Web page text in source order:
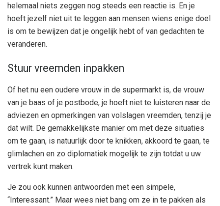
helemaal niets zeggen nog steeds een reactie is. En je
hoeft jezelf niet uit te leggen aan mensen wiens enige doel
is om te bewijzen dat je ongelijk hebt of van gedachten te
veranderen.
Stuur vreemden inpakken
Of het nu een oudere vrouw in de supermarkt is, de vrouw
van je baas of je postbode, je hoeft niet te luisteren naar de
adviezen en opmerkingen van volslagen vreemden, tenzij je
dat wilt. De gemakkelijkste manier om met deze situaties
om te gaan, is natuurlijk door te knikken, akkoord te gaan, te
glimlachen en zo diplomatiek mogelijk te zijn totdat u uw
vertrek kunt maken.
Je zou ook kunnen antwoorden met een simpele,
“Interessant.” Maar wees niet bang om ze in te pakken als